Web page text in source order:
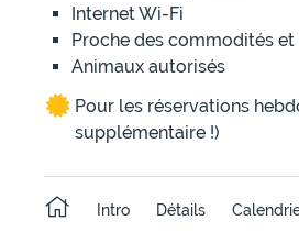
Internet Wi-Fi
Proche des commodités
Animaux autorisés
Pour les réservations
supplémentaire !)
Intro Détails